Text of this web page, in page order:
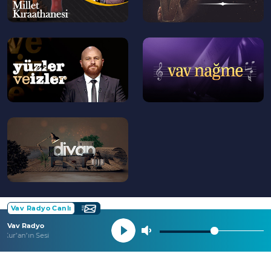
--
--
--
Vav Radyo
Kur’an’ın Sesi
Vav Radyo Canlı